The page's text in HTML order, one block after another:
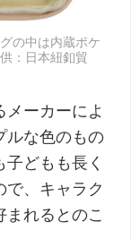
の中は内蔵ポケ
：日本紐釦貿
メーカーによ
ルな色のもの
どもも長く
、キャラク
れるとのこ